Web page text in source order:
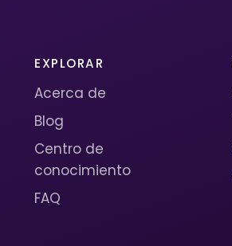
EXPLORAR
Acerca de
Blog
Centro de
conocimiento
FAQ